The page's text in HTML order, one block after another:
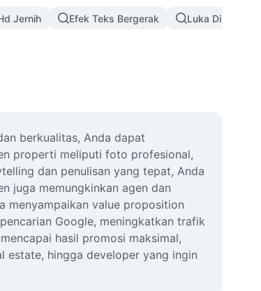
Jernih Efek Teks Bergerak Luka Di Wajah
berkualitas, Anda dapat
properti meliputi foto profesional,
dan penulisan yang tepat, Anda
juga memungkinkan agen dan
menyampaikan value proposition
Google, meningkatkan trafik
hasil promosi maksimal,
estate, hingga developer yang ingin